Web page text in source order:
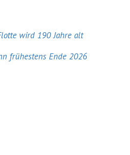
wird 190 Jahre alt
frühestens Ende 2026